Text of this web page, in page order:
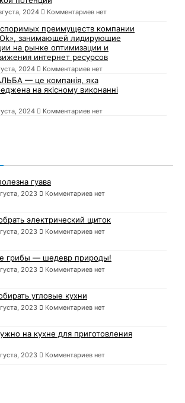
2024 Комментариев нет
преимуществ компании
занимающей лидирующие
на рынке оптимизации и
интернет ресурсов
2024 Комментариев нет
— це компанія, яка
на якісному виконанні
2024 Комментариев нет
гуава
2023 Комментариев нет
электрический щиток
2023 Комментариев нет
грибы — шедевр природы!
2023 Комментариев нет
угловые кухни
2023 Комментариев нет
на кухне для приготовления
2023 Комментариев нет